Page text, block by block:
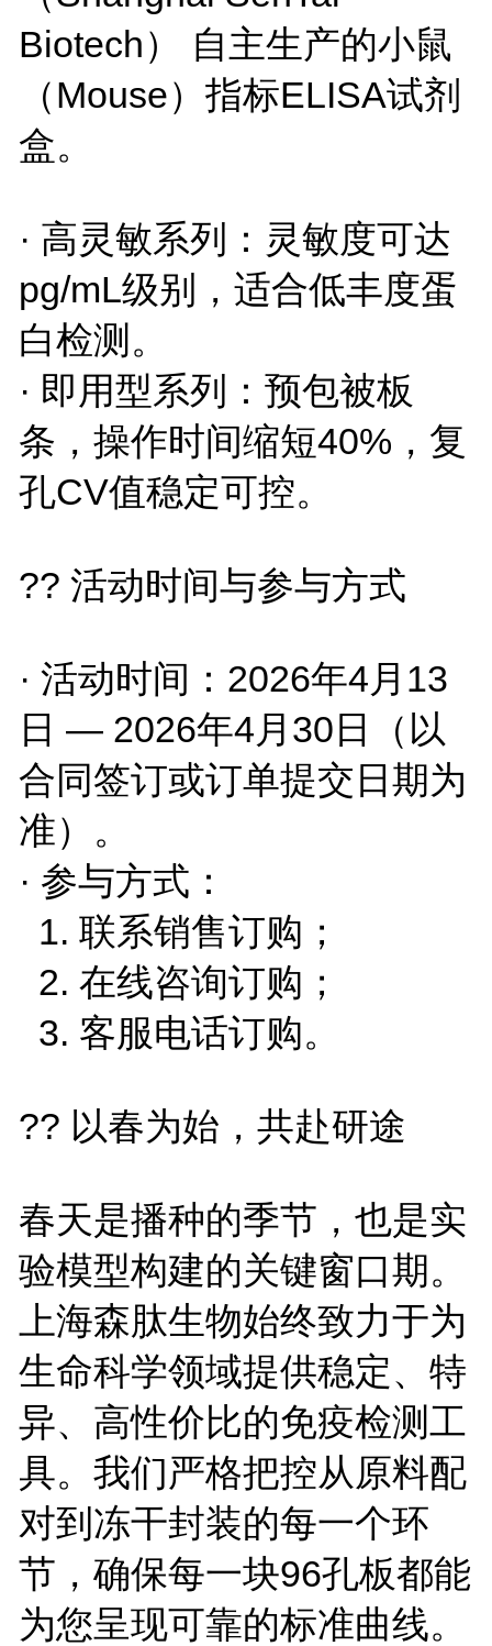
Biotech） 自主生产的小鼠
（Mouse）指标ELISA试剂
盒。
· 高灵敏系列：灵敏度可达
pg/mL级别，适合低丰度蛋
白检测。
· 即用型系列：预包被板
条，操作时间缩短40%，复
孔CV值稳定可控。
?? 活动时间与参与方式
· 活动时间：2026年4月13
日 — 2026年4月30日（以
合同签订或订单提交日期为
准）。
· 参与方式：
1. 联系销售订购；
2. 在线咨询订购；
3. 客服电话订购。
?? 以春为始，共赴研途
春天是播种的季节，也是实
验模型构建的关键窗口期。
上海森肽生物始终致力于为
生命科学领域提供稳定、特
异、高性价比的免疫检测工
具。我们严格把控从原料配
对到冻干封装的每一个环
节，确保每一块96孔板都能
为您呈现可靠的标准曲线。